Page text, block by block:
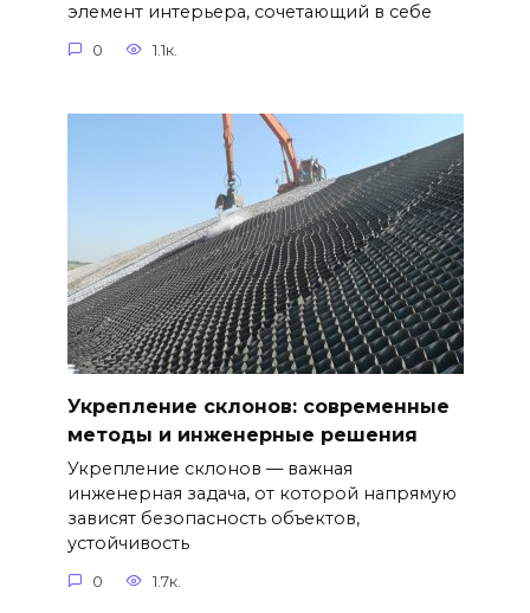
элемент интерьера, сочетающий в себе
0 1.1к.
Укрепление склонов: современные
методы и инженерные решения
Укрепление склонов — важная
инженерная задача, от которой напрямую
зависят безопасность объектов,
устойчивость
0 1.7к.